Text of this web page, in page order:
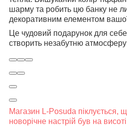
шарму та робить цю банку не
декоративним елементом вашої
Це чудовий подарунок для
створить незабутню атмосферу
Магазин L-Posuda піклується,
новорічне настрій був на